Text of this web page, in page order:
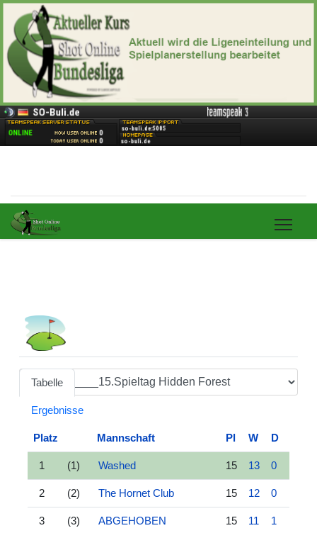
Tabelle
Ergebnisse
Platz Mannschaft Pl W D
1 (1) Washed 15 13 0
2 (2) The Hornet Club 15 12 0
3 (3) ABGEHOBEN 15 11 1